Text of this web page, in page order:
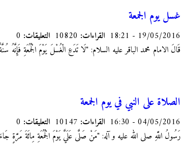
غسل يوم الجمعة
19/05/2016 - 18:21 القراءات: التعليقات:
قَالَ الامام محمد الباقر عليه السلام: "لَا تَدَعِ الْغُسْلَ يَوْمَ‏ الْجُمُعَةِ
الصلاة على النبي في يوم الجمعة
04/05/2016 - 16:30 القراءات: التعليقات:
رَسُولُ اللَّهِ صلى الله عليه و آله: "مَنْ صَلَّى عَلَيَّ يَوْمَ الْجُمُعَةِ مِائَةَ مَرَّةٍ